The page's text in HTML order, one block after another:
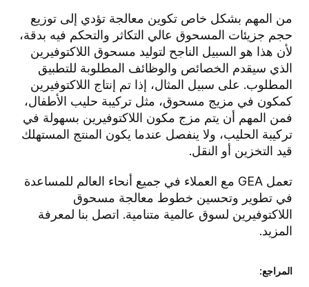
من المهم بشكل خاص تكوين معالجة تؤدي إلى توزيع
حجم جزيئات المسحوق عالي التكاثر والتحكم فيه بدقة،
لأن هذا هو السبيل الناجح لتوليد مسحوق اللاكتوفيرين
الذي سيقدم الخصائص والوظائف المطلوبة للتطبيق
المطلوب. على سبيل المثال، إذا تم إنتاج اللاكتوفيرين
كمكون في مزيج مسحوق، مثل تركيبة حليب الأطفال،
فمن المهم أن يتم مزج مكون اللاكتوفيرين بسهولة في
تركيبة الحليب، ولا ينفصل عندما يكون المنتج المستهلك
قيد التخزين أو النقل.
تعمل GEA مع العملاء في جميع أنحاء العالم للمساعدة
في تطوير وتحسين خطوط معالجة مسحوق
اللاكتوفيرين لسوق عالمية متنامية. اتصل بنا لمعرفة
المزيد.
المراجع: